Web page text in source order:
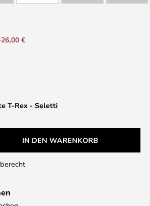
T-Rex - Seletti
€
IN DEN WARENKORB